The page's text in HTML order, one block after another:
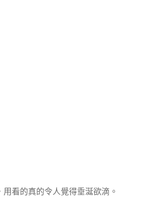
看的真的令人覺得垂涎欲滴。